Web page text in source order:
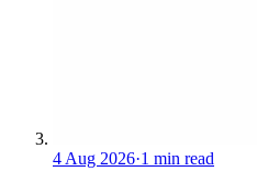
4 Aug 2026·1 min read